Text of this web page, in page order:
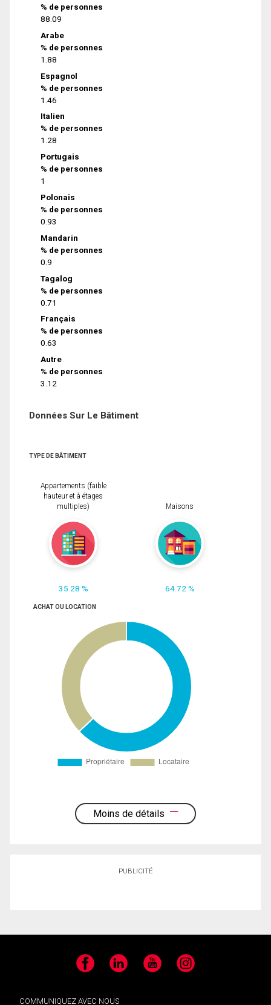
% de personnes
88.09
Arabe
% de personnes
1.88
Espagnol
% de personnes
1.46
Italien
% de personnes
1.28
Portugais
% de personnes
1
Polonais
% de personnes
0.93
Mandarin
% de personnes
0.9
Tagalog
% de personnes
0.71
Français
% de personnes
0.63
Autre
% de personnes
3.12
Données Sur Le Bâtiment
TYPE DE BÂTIMENT
Appartements (faible
hauteur et à étages
multiples)
35.28 %
Maisons
64.72 %
ACHAT OU LOCATION
Moins de détails
PUBLICITÉ
Facebook LinkedIn YouTube Instagram
COMMUNIQUEZ AVEC NOUS